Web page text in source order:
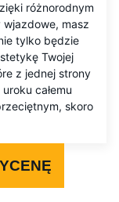
różnorodnym
masz
tylko będzie
Twojej
z jednej strony
całemu
skoro